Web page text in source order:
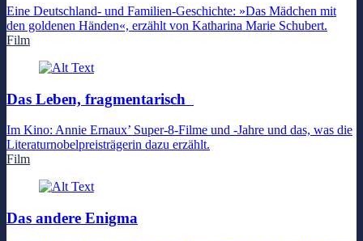
Eine Deutschland- und Familien-Geschichte: »Das Mädchen mit
den goldenen Händen«, erzählt von Katharina Marie Schubert.
Film
Das Leben, fragmentarisch
Im Kino: Annie Ernaux’ Super-8-Filme und -Jahre und das, was die
Literaturnobelpreisträgerin dazu erzählt.
Film
Das andere Enigma